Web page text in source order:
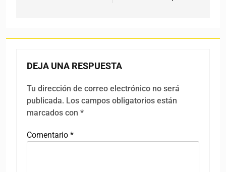
DEJA UNA RESPUESTA
Tu dirección de correo electrónico no será
publicada. Los campos obligatorios están
marcados con *
Comentario *